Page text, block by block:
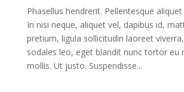
Phasellus hendrerit. Pellentesque
In nisi neque, aliquet vel, dapibus id,
pretium, ligula sollicitudin laoreet
sodales leo, eget blandit nunc tortor eu
mollis. Ut justo. Suspendisse...